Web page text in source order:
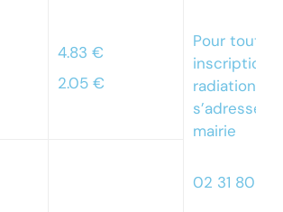
4.83 €
2.05 €
Pour toute
inscription
radiation
s’adresser
mairie
02 31 80 01